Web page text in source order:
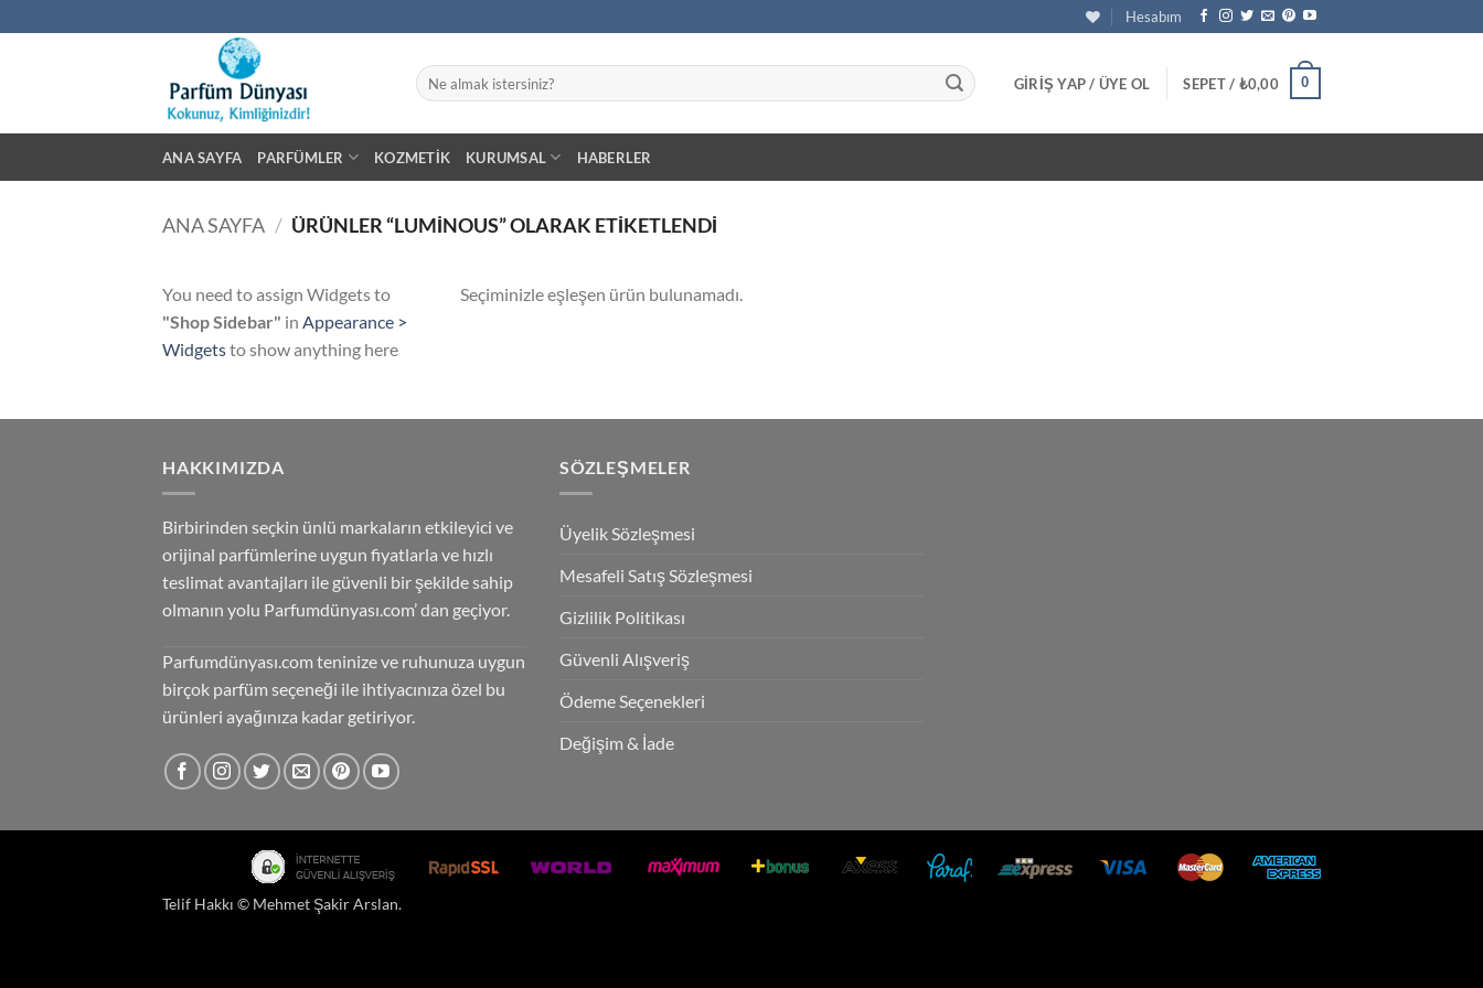
atla
Hesabım
Ara:
GIRIŞ YAP / ÜYE OL SEPET / ₺0,00 0
ANA SAYFA PARFÜMLER KOZMETIK KURUMSAL HABERLER
ANA SAYFA / ÜRÜNLER “LUMINOUS” OLARAK ETIKETLENDI
You need to assign Widgets to
"Shop Sidebar" in Appearance >
Widgetsto show anything here
Seçiminizle eşleşen ürün bulunamadı.
HAKKIMIZDA
Birbirinden seçkin ünlü markaların etkileyici ve
orijinal parfümlerine uygun fiyatlarla ve hızlı
teslimat avantajları ile güvenli bir şekilde sahip
olmanın yolu Parfumdünyası.com’ dan geçiyor.
Parfumdünyası.com teninize ve ruhunuza uygun
birçok parfüm seçeneği ile ihtiyacınıza özel bu
ürünleri ayağınıza kadar getiriyor.
SÖZLEŞMELER
Üyelik Sözleşmesi
Mesafeli Satış Sözleşmesi
Gizlilik Politikası
Güvenli Alışveriş
Ödeme Seçenekleri
Değişim & İade
Telif Hakkı © Mehmet Şakir Arslan.